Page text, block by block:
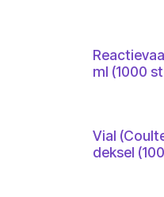
ml (1000
Vial
deksel